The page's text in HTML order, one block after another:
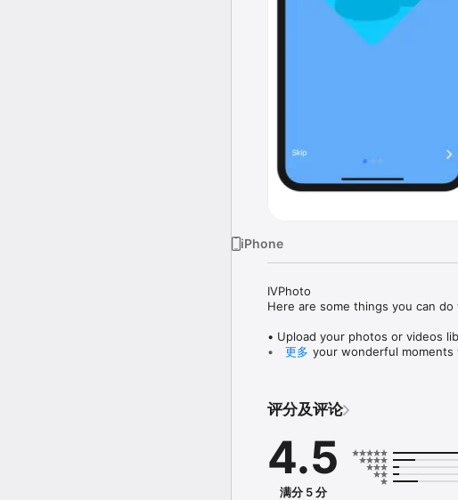
iPhone
IVPhoto
Here are some things you can do
• Upload your photos or videos
• Share your wonderful
更多
评分及评论
4.5
满分 5 分